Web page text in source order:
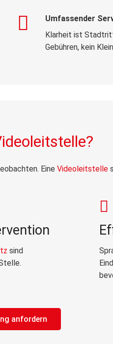
Umfassender
Klarheit ist
Gebühren, kein
Eine Videoleitstelle
sind
anfordern